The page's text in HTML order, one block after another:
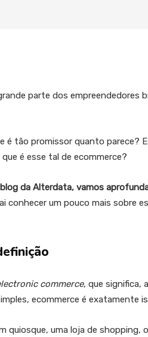
parte dos empreendedores
é tão promissor quanto parece?
é esse tal de ecommerce?
da Alterdata, vamos
conhecer um pouco mais sobre
commerce, que significa,
ecommerce é exatamente
quiosque, uma loja de